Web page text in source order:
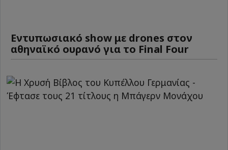
Εντυπωσιακό show με drones στον
αθηναϊκό ουρανό για το Final Four